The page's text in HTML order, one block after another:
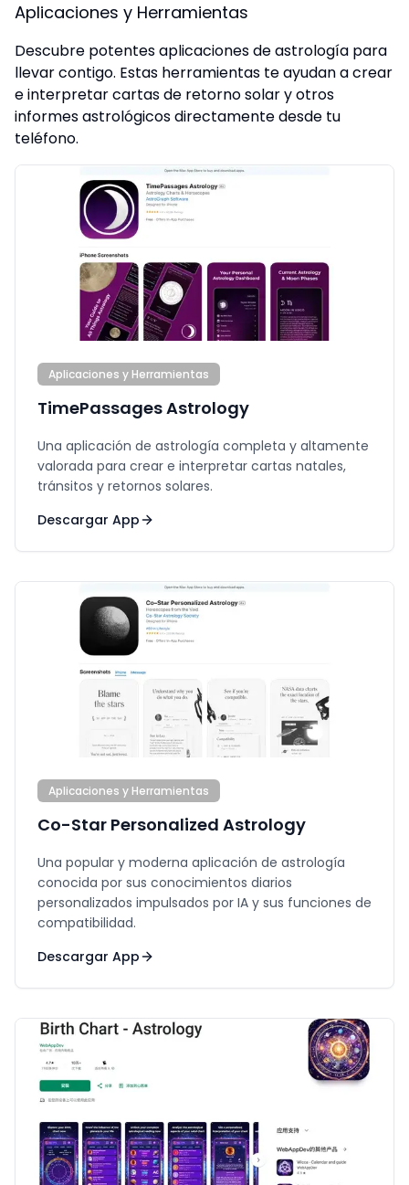
Aplicaciones y Herramientas
Descubre potentes aplicaciones de astrología para
llevar contigo. Estas herramientas te ayudan a crear
e interpretar cartas de retorno solar y otros
informes astrológicos directamente desde tu
teléfono.
Aplicaciones y Herramientas
TimePassages Astrology
Una aplicación de astrología completa y altamente
valorada para crear e interpretar cartas natales,
tránsitos y retornos solares.
Descargar App
Aplicaciones y Herramientas
Co-Star Personalized Astrology
Una popular y moderna aplicación de astrología
conocida por sus conocimientos diarios
personalizados impulsados por IA y sus funciones de
compatibilidad.
Descargar App